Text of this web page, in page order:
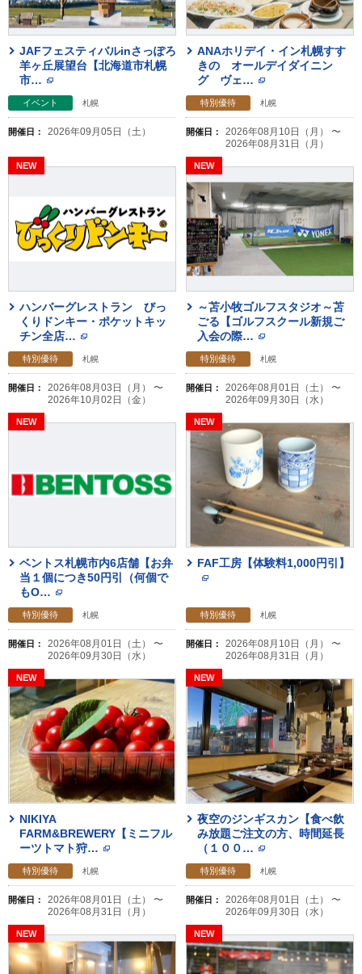
JAFフェスティバルinさっぽろ
羊ヶ丘展望台【北海道市札幌
市…
イベント 札幌
開催日： 2026年09月05日（土）
ANAホリデイ・イン札幌すす
きの オールデイダイニン
グ ヴェ…
特別優待 札幌
開催日：
2026年08月10日（月） 〜
2026年08月31日（月）
ハンバーグレストラン びっ
くりドンキー・ポケットキッ
チン全店…
特別優待 札幌
開催日：
2026年08月03日（月） 〜
2026年10月02日（金）
～苫小牧ゴルフスタジオ～苫
ごる【ゴルフスクール新規ご
入会の際…
特別優待 札幌
開催日：
2026年08月01日（土） 〜
2026年09月30日（水）
ベントス札幌市内6店舗【お弁
当１個につき50円引（何個で
もO…
特別優待 札幌
開催日：
2026年08月01日（土） 〜
2026年09月30日（水）
FAF工房【体験料1,000円引】
特別優待 札幌
開催日：
2026年08月10日（月） 〜
2026年08月31日（月）
NIKIYA
FARM&BREWERY【ミニフル
ーツトマト狩…
特別優待 札幌
開催日：
2026年08月01日（土） 〜
2026年08月31日（月）
夜空のジンギスカン【食べ飲
み放題ご注文の方、時間延長
（１００…
特別優待 札幌
開催日：
2026年08月01日（土） 〜
2026年09月30日（水）